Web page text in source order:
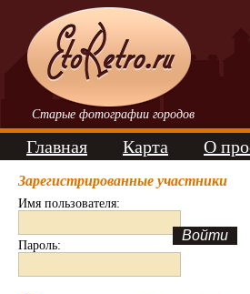
Старые фотографии городов
Главная Карта О
Зарегистрированные участники
Имя пользователя:
Пароль: